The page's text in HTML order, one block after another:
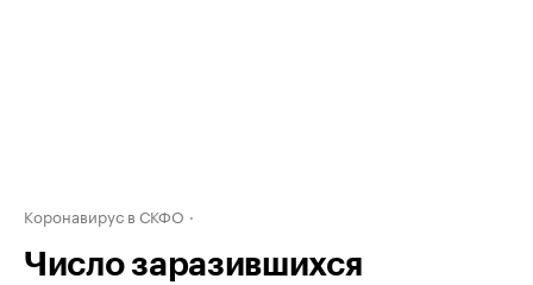
Коронавирус в СКФО
Число заразившихся